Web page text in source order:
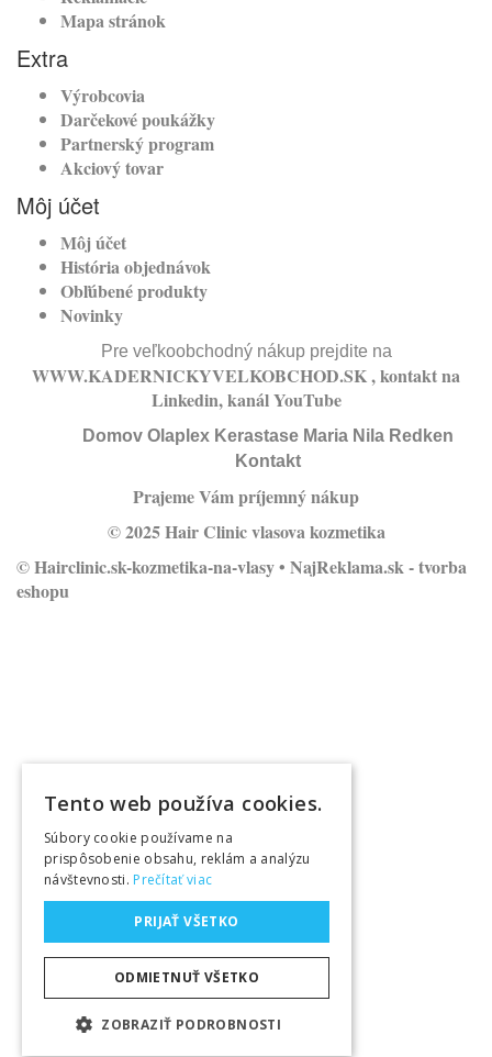
Mapa stránok
Extra
Výrobcovia
Darčekové poukážky
Partnerský program
Akciový tovar
Môj účet
Môj účet
História objednávok
Obľúbené produkty
Novinky
Pre veľkoobchodný nákup prejdite na
WWW.KADERNICKYVELKOBCHOD.SK, kontakt na
Linkedin, kanálYouTube
Domov Olaplex Kerastase Maria Nila Redken
Kontakt
Prajeme Vám príjemný nákup
© 2025 Hair Clinic vlasova kozmetika
© Hairclinic.sk-kozmetika-na-vlasy • NajReklama.sk - tvorba
eshopu
Tento web používa cookies.
Súbory cookie používame na
prispôsobenie obsahu, reklám a analýzu
návštevnosti. Prečítať viac
PRIJAŤ VŠETKO
ODMIETNUŤ VŠETKO
ZOBRAZIŤ PODROBNOSTI